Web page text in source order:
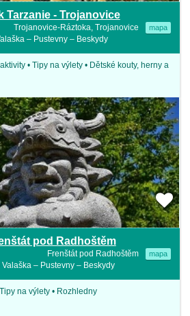
Tarzanie - Trojanovice
Trojanovice-Ráztoka, Trojanovice mapa
– Pustevny – Beskydy
• Tipy na výlety • Dětské kouty, herny a
pod Radhoštěm
Frenštát pod Radhoštěm mapa
– Pustevny – Beskydy
na výlety • Rozhledny